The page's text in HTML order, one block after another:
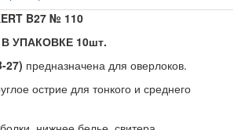
B27 № 110
УПАКОВКЕ 10шт.
27) предназначена для оверлоков.
острие для тонкого и среднего